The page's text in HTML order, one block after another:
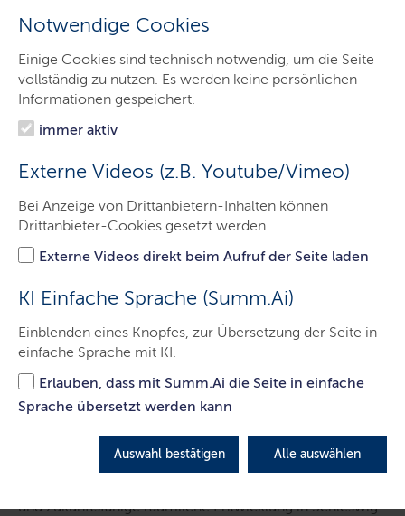
Notwendige Cookies
Einige Cookies sind technisch notwendig, um die Seite
vollständig zu nutzen. Es werden keine persönlichen
Informationen gespeichert.
immer aktiv
Externe Videos (z.B. Youtube/Vimeo)
Bei Anzeige von Drittanbietern-Inhalten können
Drittanbieter-Cookies gesetzt werden.
Externe Videos direkt beim Aufruf der Seite laden
KI Einfache Sprache (Summ.Ai)
Einblenden eines Knopfes, zur Übersetzung der Seite in
einfache Sprache mit KI.
Erlauben, dass mit Summ.Ai die Seite in einfache
Sprache übersetzt werden kann
Auswahl bestätigen Alle auswählen
Ob Eigenheim oder Mietswohnung, alle Menschen
brauchen ein Dach über dem Kopf. Bauträger sind
nicht nur Privatpersonen und Unternehmen, sondern
auch das Land, etwa beim Hochschulbau.
LETZTE AKTUALISIERUNG: 10.06.2026
O b Eigenheim oder Mietswohnung, alle Menschen
brauchen ein Dach über dem Kopf. Bauträger sind
nicht nur Privatpersonen und Unternehmen, sondern
Dienstleister für öffentliches Bauen, Bewirtschaften und
Beschaffen ist die GMSH (Gebäudemanagement
Schleswig-Holstein AöR).
Schleswig-Holstein will vor allem dort, wo die
Nachfrage besonders hoch ist, passenden Wohnraum
schaffen und unterstützt daher vor allem das bezahlbare,
stabilen Quartieren.
und zukunftsfähige räumliche Entwicklung in Schleswig-